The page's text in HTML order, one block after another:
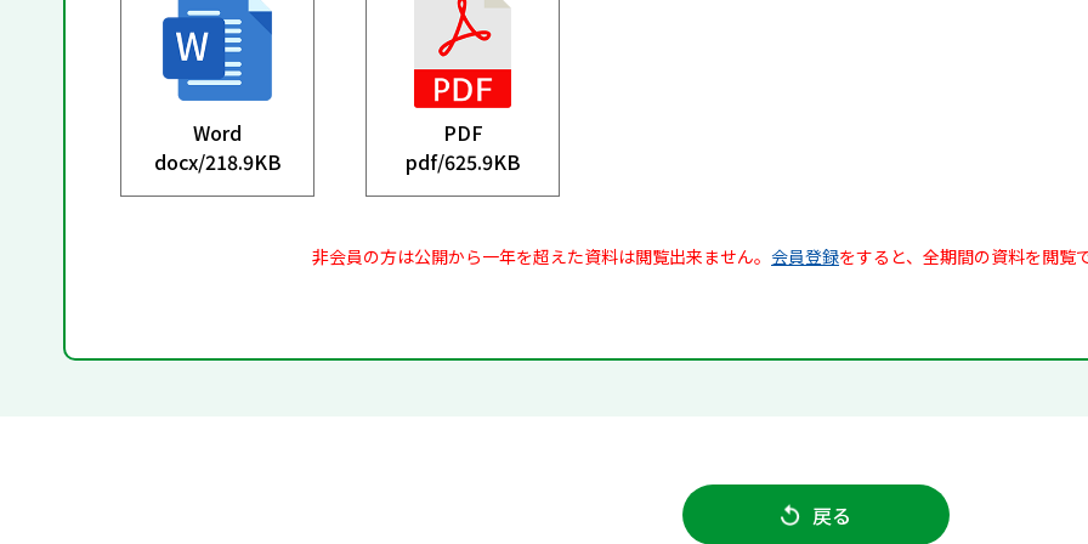
Word
docx/218.9KB
PDF
pdf/625.9KB
非会員の方は公開から一年を超えた資料は閲覧出来ません。 会員登録をすると、全期間の資料を閲覧
戻る